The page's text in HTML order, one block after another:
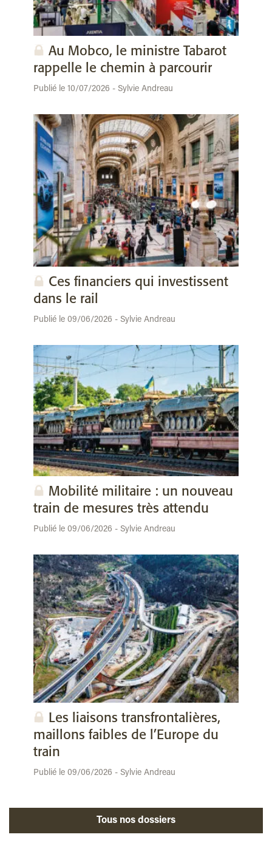
Au Mobco, le ministre Tabarot
rappelle le chemin à parcourir
Publié le 10/07/2026 - Sylvie Andreau
Ces financiers qui investissent
dans le rail
Publié le 09/06/2026 - Sylvie Andreau
Mobilité militaire : un nouveau
train de mesures très attendu
Publié le 09/06/2026 - Sylvie Andreau
Les liaisons transfrontalières,
maillons faibles de l’Europe du
train
Publié le 09/06/2026 - Sylvie Andreau
Tous nos dossiers